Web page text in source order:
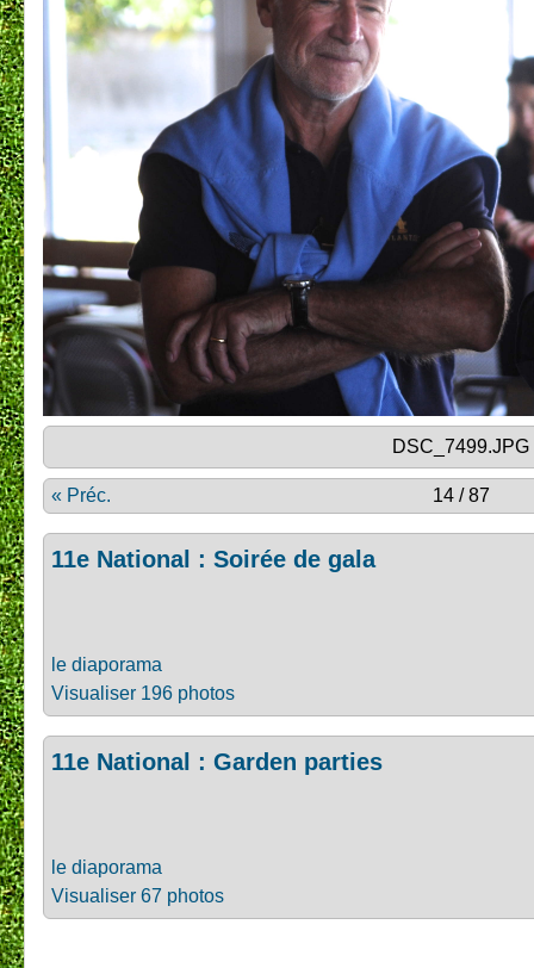
DSC_7499.JPG
« Préc. 14 / 87
11e National : Soirée de gala
le diaporama
Visualiser 196 photos
11e National : Garden parties
le diaporama
Visualiser 67 photos